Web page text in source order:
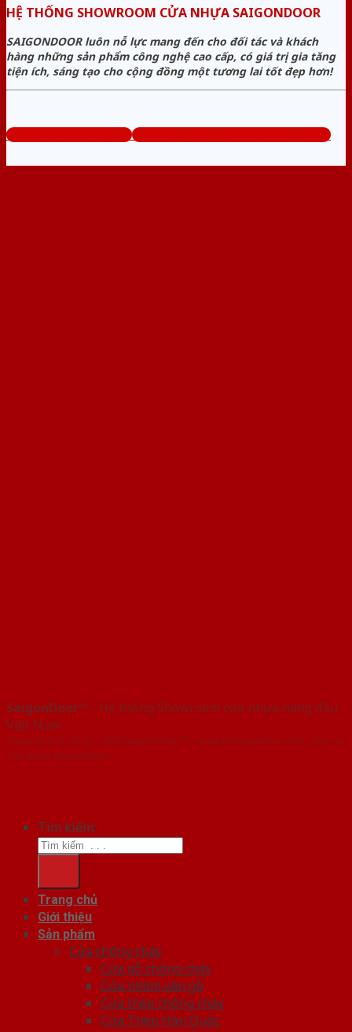
HỆ THỐNG SHOWROOM CỬA NHỰA SAIGONDOOR
SAIGONDOOR luôn nỗ lực mang đến cho đối tác và khách
hàng những sản phẩm công nghệ cao cấp, có giá trị gia tăng
tiện ích, sáng tạo cho cộng đồng một tương lai tốt đẹp hơn!
www.sieuthicuanhua.net Tổng đài tư vấn miễn phí: 0824.400.400
SaigonDoor™ - Hệ thống Showroom cửa nhựa hàng đầu
Việt Nam
Copyright ⓒ 2016 – 2026 SaigonDoor™ - www.bancuanhua.com | Đơn vị
chủ quản SaigonDoor
Tìm kiếm:
Trang chủ
Giới thiệu
Sản phẩm
Cửa chống cháy
Cửa gỗ chống cháy
Cửa nhôm vân gỗ
Cửa thép chống cháy
Cửa Thép Hàn Quốc